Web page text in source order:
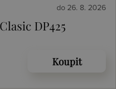
do 26. 8. 2026
DP425
Koupit